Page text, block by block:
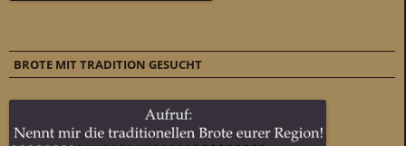
BROTE MIT TRADITION GESUCHT